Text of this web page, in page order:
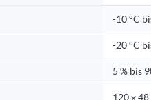
-10 °C
-20 °C
5 % bis
120 x 48